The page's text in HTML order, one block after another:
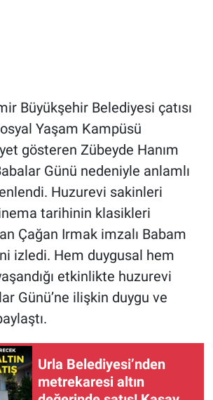
Büyükşehir Belediyesi çatısı
Yaşam Kampüsü
gösteren Zübeyde Hanım
Günü nedeniyle anlamlı
Huzurevi sakinleri
tarihinin klasikleri
Çağan Irmak imzalı Babam
izledi. Hem duygusal hem
etkinlikte huzurevi
Günü’ne ilişkin duygu ve
Urla Belediyesi’nden
metrekaresi altın